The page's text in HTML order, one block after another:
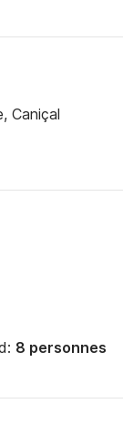
Caniçal
8 personnes